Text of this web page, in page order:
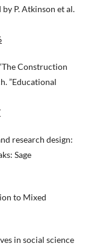
P. Atkinson et al.
Construction
”Educational
research design:
Sage
to Mixed
in social science